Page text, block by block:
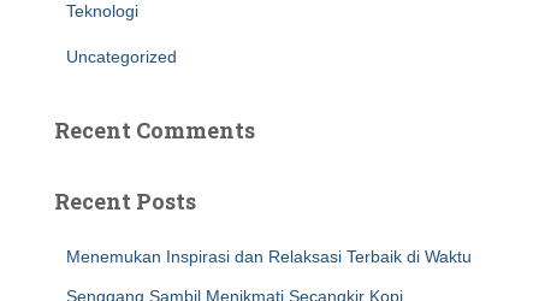
Teknologi
Uncategorized
Recent Comments
Recent Posts
Menemukan Inspirasi dan Relaksasi Terbaik di Waktu
Senggang Sambil Menikmati Secangkir Kopi